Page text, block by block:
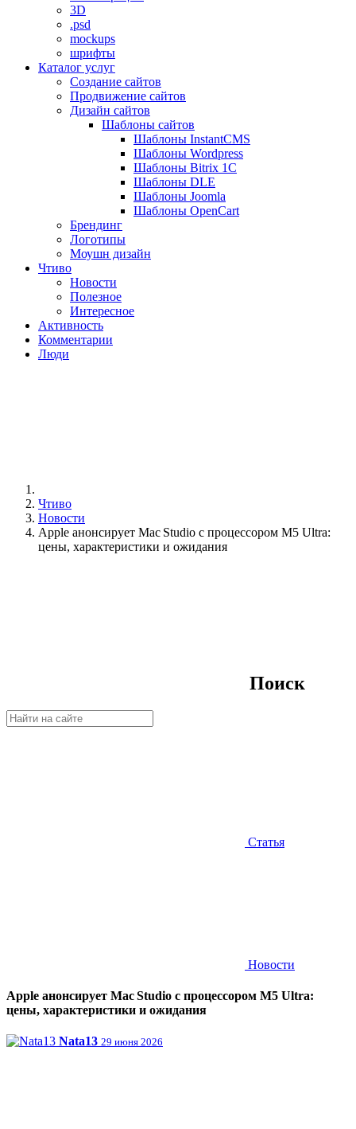
3D
.psd
mockups
шрифты
Каталог услуг
Создание сайтов
Продвижение сайтов
Дизайн сайтов
Шаблоны сайтов
Шаблоны InstantCMS
Шаблоны Wordpress
Шаблоны Bitrix 1C
Шаблоны DLE
Шаблоны Joomla
Шаблоны OpenCart
Брендинг
Логотипы
Моушн дизайн
Чтиво
Новости
Полезное
Интересное
Активность
Комментарии
Люди
Чтиво
Новости
Apple анонсирует Mac Studio с процессором M5 Ultra:
цены, характеристики и ожидания
Поиск
Статья
Новости
Apple анонсирует Mac Studio с процессором M5 Ultra:
цены, характеристики и ожидания
Nata13 29 июня 2026